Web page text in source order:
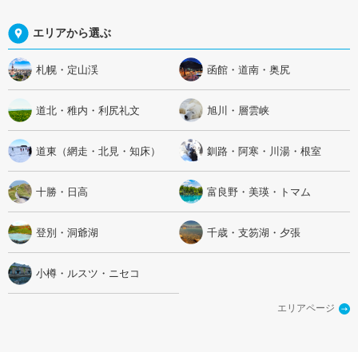
エリアから選ぶ
札幌・定山渓 函館・道南・奥尻
道北・稚内・利尻礼文 旭川・層雲峡
道東（網走・北見・知床） 釧路・阿寒・川湯・根室
十勝・日高 富良野・美瑛・トマム
登別・洞爺湖 千歳・支笏湖・夕張
小樽・ルスツ・ニセコ
エリアページ